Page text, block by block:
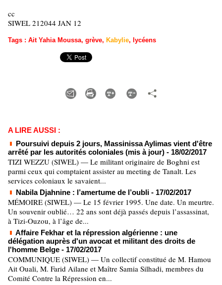
cc
SIWEL 212044 JAN 12
Tags : Ait Yahia Moussa, grève, Kabylie, lycéens
A LIRE AUSSI :
Poursuivi depuis 2 jours, Massinissa Aylimas vient d'être
arrêté par les autorités coloniales (mis à jour) - 18/02/2017
TIZI WEZZU (SIWEL) — Le militant originaire de Boghni est
parmi ceux qui comptaient assister au meeting de Tanalt. Les
services coloniaux le savaient...
Nabila Djahnine : l’amertume de l’oubli - 17/02/2017
MÉMOIRE (SIWEL) — Le 15 février 1995. Une date. Un meurtre.
Un souvenir oublié… 22 ans sont déjà passés depuis l’assassinat,
à Tizi-Ouzou, à l’âge de...
Affaire Fekhar et la répression algérienne : une
délégation auprès d'un avocat et militant des droits de
l'homme Belge - 17/02/2017
COMMUNIQUE (SIWEL) — Un collectif constitué de M. Hamou
Ait Ouali, M. Farid Ailane et Maître Samia Silhadi, membres du
Comité Contre la Répression en...